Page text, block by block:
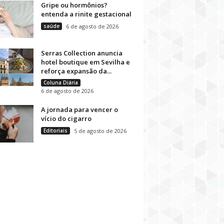
Gripe ou hormônios?
entenda a rinite gestacional
saúde 6 de agosto de 2026
Serras Collection anuncia
hotel boutique em Sevilha e
reforça expansão da...
Coluna Diária
6 de agosto de 2026
A jornada para vencer o
vício do cigarro
Editoriais 5 de agosto de 2026